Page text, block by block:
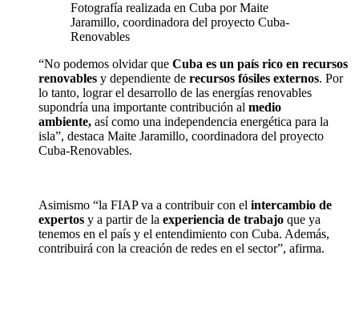
Fotografía realizada en Cuba por Maite
Jaramillo, coordinadora del proyecto Cuba-
Renovables
“No podemos olvidar que Cuba es un país rico en recursos
renovables y dependiente de recursos fósiles externos. Por
lo tanto, lograr el desarrollo de las energías renovables
supondría una importante contribución al medio
ambiente, así como una independencia energética para la
isla”, destaca Maite Jaramillo, coordinadora del proyecto
Cuba-Renovables.
Asimismo “la FIAP va a contribuir con el intercambio de
expertos y a partir de la experiencia de trabajo que ya
tenemos en el país y el entendimiento con Cuba. Además,
contribuirá con la creación de redes en el sector”, afirma.